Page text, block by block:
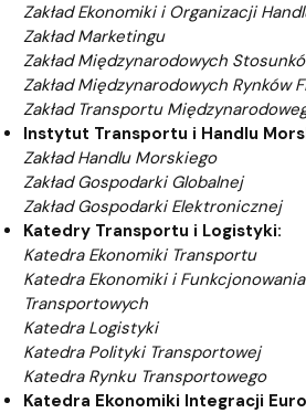
Zakład Ekonomiki i Organizacji
Zakład Marketingu
Zakład Międzynarodowych
Zakład Międzynarodowych Rynków
Zakład Transportu
Instytut Transportu i Handlu
Zakład Handlu Morskiego
Zakład Gospodarki Globalnej
Zakład Gospodarki Elektronicznej
Katedry Transportu i Logistyki:
Katedra Ekonomiki Transportu
Katedra Ekonomiki i
Transportowych
Katedra Logistyki
Katedra Polityki Transportowej
Katedra Rynku Transportowego
Katedra Ekonomiki Integracji